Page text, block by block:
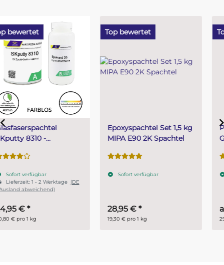
Top bewertet
Epoxyspachtel Set 1,5 kg
MIPA E90 2K Spachtel
Sofort verfügbar
28,95 €
19,30 € pro 1 kg
Top bewertet
PUR (Resin) 4 Minuten
Gießharz SKresin 6804
Sofort verfügbar
ab14,95 €
29,90 € pro 1 kg